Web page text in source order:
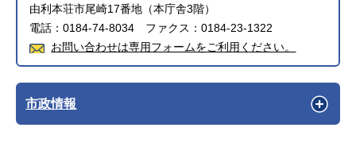
由利本荘市尾崎17番地（本庁舎3階）
電話：0184-74-8034 ファクス：0184-23-1322
お問い合わせは専用フォームをご利用ください。
市政情報